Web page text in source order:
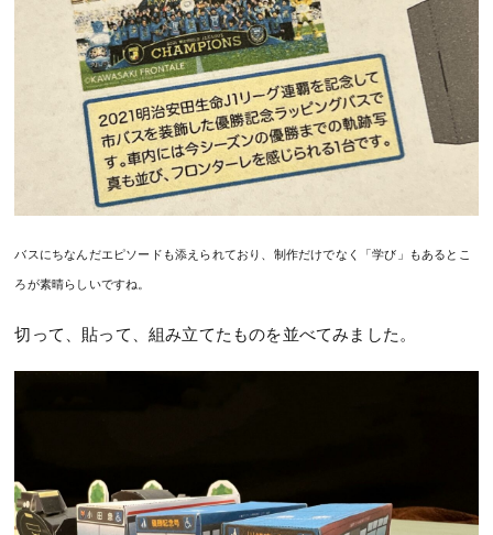
バスにちなんだエピソードも添えられており、制作だけでなく「学び」もあるとこ
ろが素晴らしいですね。
切って、貼って、組み立てたものを並べてみました。